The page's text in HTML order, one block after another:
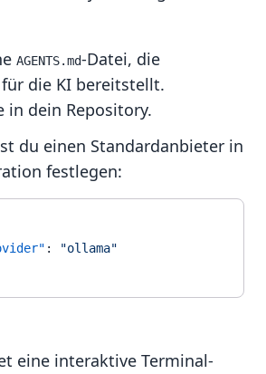
AGENTS.md-Datei, die
die KI bereitstellt.
in dein Repository.
du einen Standardanbieter in
festlegen:
:
"ollama"
eine interaktive Terminal-